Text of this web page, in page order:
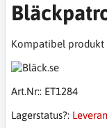
Kompatibel produkt
Art.Nr:: ET1284
Lagerstatus?: